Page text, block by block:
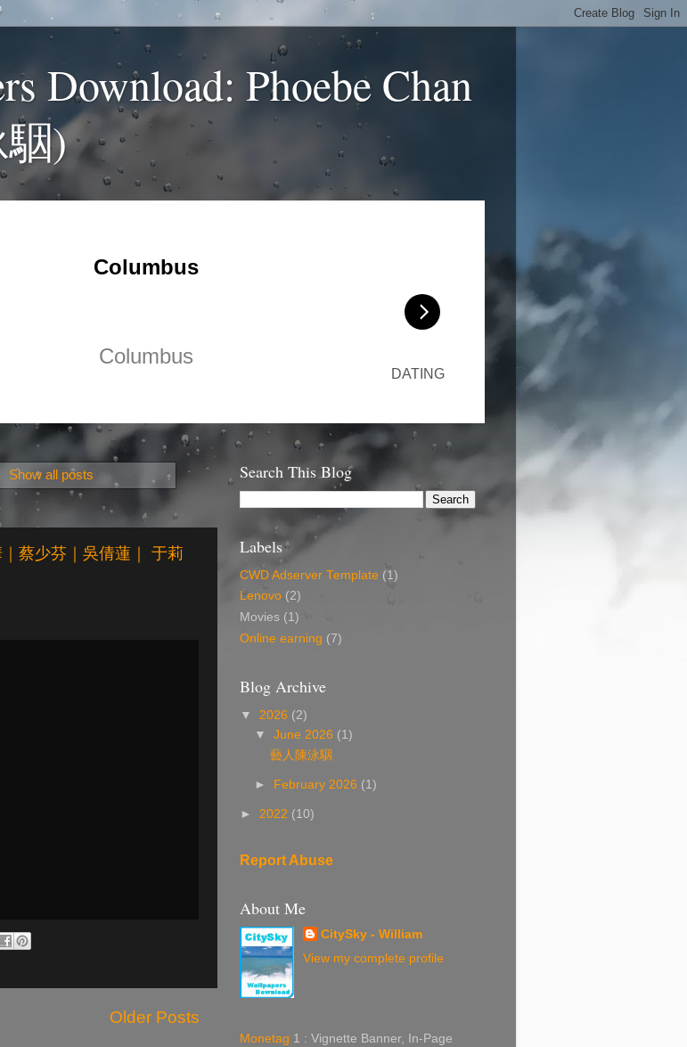
Download: Phoebe Chan
)
Show all posts
蔡少芬｜吳倩蓮｜ 于莉
Older Posts
Search This Blog
Labels
CWD Adserver Template (1)
Lenovo (2)
Movies (1)
Online earning (7)
Blog Archive
▼ 2026 (2)
▼June 2026 (1)
藝人陳泳駰
► February 2026 (1)
► 2022 (10)
Report Abuse
About Me
CitySky - William
View my complete profile
Monetag 1 : Vignette Banner, In-Page